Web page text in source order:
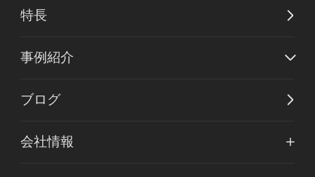
特長
事例紹介
ブログ
会社情報